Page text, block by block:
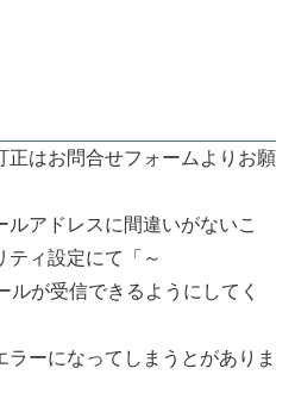
正はお問合せフォームよりお願
アドレスに間違いがないこ
ティ設定にて「～
ルが受信できるようにしてく
ーになってしまうとがありま